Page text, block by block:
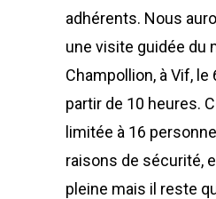
adhérents. Nous
une visite guidée du
Champollion, à Vif, le
partir de 10 heures.
limitée à 16
raisons de sécurité,
pleine mais il reste